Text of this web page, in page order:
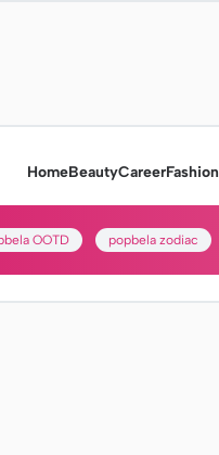
HomeBeautyCareerFashion
OOTD popbela zodiac